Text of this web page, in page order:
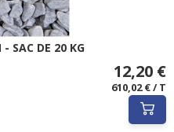
SAC DE 20 KG
12,20 €
610,02 € / T